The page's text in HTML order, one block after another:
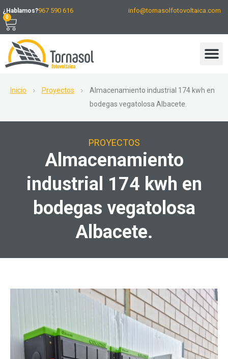
¿Hablamos?967 590 616 info@tornasolfotovoltaica.com
0
Inicio Proyectos
Almacenamiento industrial 174 kwh en
bodegas vegatolosa Albacete.
PROYECTOS
Almacenamiento
industrial 174 kwh en
bodegas vegatolosa
Albacete.